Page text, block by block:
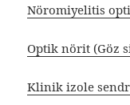
Nöromiyelitis
Optik nörit (Göz
Klinik izole